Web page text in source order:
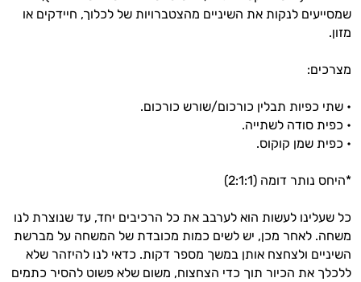
שמסייעים לנקות את השיניים מהצטברויות של לכלוך, חיידקים או
מזון.
מצרכים:
• שתי כפיות תבלין כורכום/שורש כורכום.
• כפית סודה לשתייה.
• כפית שמן קוקוס.
*היחס נותר דומה (2:1:1)
כל שעלינו לעשות הוא לערבב את כל הרכיבים יחד, עד שנוצרת לנו
משחה. לאחר מכן, יש לשים כמות מכובדת של המשחה על מברשת
השיניים ולצחצח אותן במשך מספר דקות. כדאי לנו להיזהר שלא
ללכלך את הכיור תוך כדי הצחצוח, משום שלא פשוט להסיר כתמים
התזונה ומוצרי הבריאות המדויקים למטרות
המטרה שלי היא להתאים עבורך המלצות
אישיות מבוססות מדעית.
זה הזמן להתחיל. איך אוכל לעזור?